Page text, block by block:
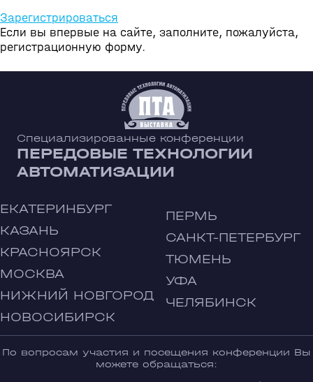
Зарегистрироваться
Если вы впервые на сайте, заполните, пожалуйста,
регистрационную форму.
Специализированные конференции
ПЕРЕДОВЫЕ ТЕХНОЛОГИИ
АВТОМАТИЗАЦИИ
ЕКАТЕРИНБУРГ
КАЗАНЬ
КРАСНОЯРСК
МОСКВА
НИЖНИЙ НОВГОРОД
НОВОСИБИРСК
ПЕРМЬ
САНКТ-ПЕТЕРБУРГ
ТЮМЕНЬ
УФА
ЧЕЛЯБИНСК
По вопросам участия и посещения конференции Вы
можете обращаться: